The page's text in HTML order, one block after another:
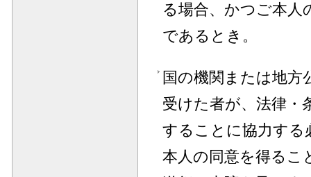
る場合、かつご本人
であるとき。
国の機関または地方
受けた者が、法律・
することに協力する
本人の同意を得るこ